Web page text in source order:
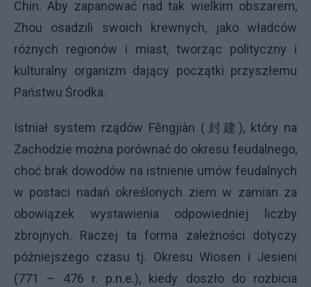
Chin. Aby zapanować nad tak wielkim obszarem,
Zhou osadzili swoich krewnych, jako władców
różnych regionów i miast, tworząc polityczny i
kulturalny organizm dający początki przyszłemu
Państwu Środka.
Istniał system rządów Fēngjiàn (封建), który na
Zachodzie można porównać do okresu feudalnego,
choć brak dowodów na istnienie umów feudalnych
w postaci nadań określonych ziem w zamian za
obowiązek wystawienia odpowiedniej liczby
zbrojnych. Raczej ta forma zależności dotyczy
późniejszego czasu tj. Okresu Wiosen i Jesieni
(771 – 476 r. p.n.e.), kiedy doszło do rozbicia